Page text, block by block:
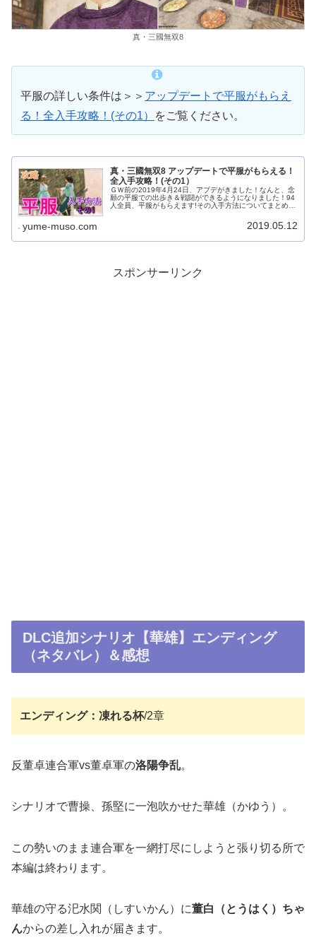
真・三國無双8
平服の詳しい条件は＞＞ アップデートで平服がもらえ
る！全入手攻略！(その1）
をご覧ください。
真・三國無双8 アップデートで平服がもらえる！
全入手攻略！(その1）
ＧＷ前の2019年4月24日、アプデがきました！なんと、念
願の平服での出歩き＆戦闘ができるようになりました！94
人全員、平服がもらえます!その入手方法についてまとめて
yume-muso.com 2019.05.12
スポンサーリンク
DLC追加シナリオ【華雄】エンディング
（ネタバレ）＆感想
エンディング：凍れる杯/2章
反董卓連合軍vs董卓軍の洛陽争乱。
シナリオで曹操、孫堅に一泡吹かせた華雄（かゆう）。
この勢いのまま連合軍を一網打尽にしようと張り切る所で
本編は終わります。
華雄の守る汜水関（しすいかん）に董白（とうはく）ちゃ
んからの差し入れが届きます。